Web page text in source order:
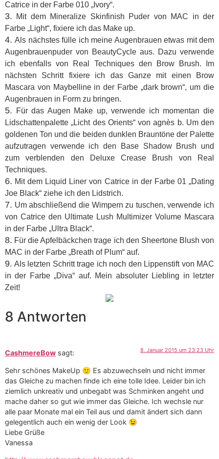
Catrice in der Farbe 010 „Ivory“.
3. Mit dem Mineralize Skinfinish Puder von MAC in der
Farbe „Light“, fixiere ich das Make up.
4.Als nächstes fülle ich meine Augenbrauen etwas mit dem
Augenbrauenpuder von BeautyCycle aus. Dazu verwende
ich ebenfalls von Real Techniques den Brow Brush. Im
nächsten Schritt fixiere ich das Ganze mit einen Brow
Mascara von Maybelline in der Farbe „dark brown“, um die
Augenbrauen in Form zu bringen.
5. Für das Augen Make up, verwende ich momentan die
Lidschattenpalette „Licht des Orients“ vonagnès b. Um den
goldenen Ton und die beiden dunklen Brauntöne der Palette
aufzutragen verwende ich den Base Shadow Brush und
zum verblenden den Deluxe Crease Brush von Real
Techniques.
6. Mit dem Liquid Liner von Catrice in der Farbe 01 „Dating
Joe Black“ ziehe ich den Lidstrich.
7. Um abschließend die Wimpern zu tuschen, verwende ich
von Catrice den Ultimate Lush Multimizer Volume Mascara
in der Farbe „Ultra Black“.
8. Für die Apfelbäckchen trage ich den Sheertone Blush von
MAC in der Farbe „Breath of Plum“ auf.
9. Als letzten Schritt trage ich noch den Lippenstift von MAC
in der Farbe „Diva“ auf. Mein absoluter Liebling in letzter
Zeit!
8 Antworten
CashmereBow sagt: 8. Januar 2015 um 23:23 Uhr
Sehr schönes MakeUp 🙂 Es abzuwechseln und nicht immer
das Gleiche zu machen finde ich eine tolle Idee. Leider bin ich
ziemlich unkreativ und unbegabt was Schminken angeht und
mache daher so gut wie immer das Gleiche. Ich wechsle nur
alle paar Monate mal ein Teil aus und damit ändert sich dann
gelegentlich auch ein wenig der Look 😉
Liebe Grüße
Vanessa